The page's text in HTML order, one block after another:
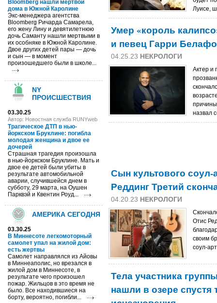
Bloomberg нашли мертвой
дома в Южной Каролине
Экс-менеджера агентства
Bloomberg Ричарда Самарела,
его жену Лину и девятилетнюю
дочь Саманту нашли мертвыми в
их особняке в Южной Каролине.
Двое других детей пары — дочь
и сын — в момент
произошедшего были в школе...
NY
ПРОИСШЕСТВИЯ
03.30.25
Автор: Новостная служба RUNYweb
Трагическое ДТП в нью-
йоркском Бруклине: погибла
молодая женщина и двое ее
дочерей
Страшная трагедия произошла
в нью-йоркском Бруклине. Мать и
двое ее детей были убиты в
результате автомобильной
аварии, случившейся днем в
субботу, 29 марта, на Оушен
Парквэй и Квентин Роуд...
АМЕРИКА СЕГОДНЯ
03.30.25
В Миннесоте легкомоторный
самолет упал на жилой дом:
есть жертвы
Самолет направлялся из Айовы
в Миннеаполис, но врезался в
жилой дом в Миннесоте, в
результате чего произошел
пожар. Жильцов в это время не
было. Все находившиеся на
борту, вероятно, погибли...
Луисе,
Умер «король
и певец Гарри
04.25.23 НЕКРОЛОГИ
Актер и
причины
назвал
Сын культового соул-
Реддинг Третий
04.20.23 НЕКРОЛОГИ
Отис
своим
соул-
Тела участника
нашли в озере спустя